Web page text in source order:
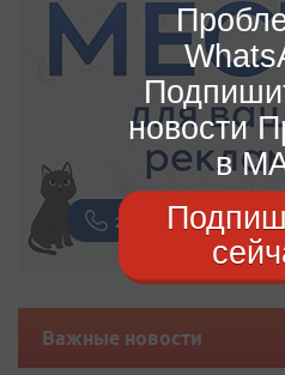
Важные новости
новости
в